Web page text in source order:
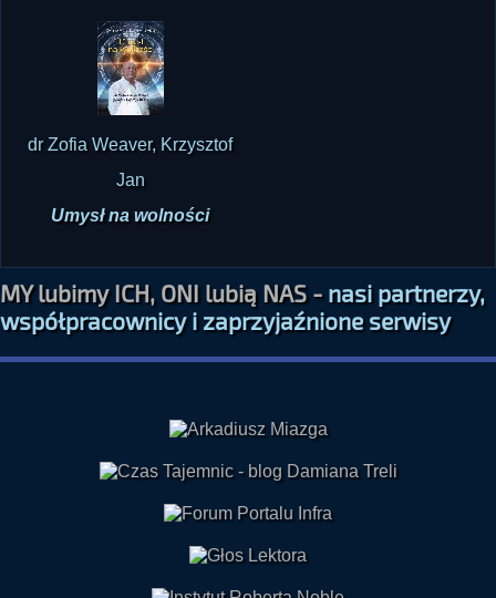
dr Zofia Weaver, Krzysztof
Jan
Umysł na wolności
MY lubimy ICH, ONI lubią NAS -nasi partnerzy,
współpracownicy i zaprzyjaźnione serwisy